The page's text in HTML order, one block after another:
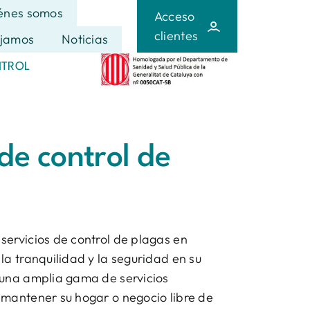
somos
Noticias
Acceso
clientes
control de
de control de plagas en
tranquilidad y la seguridad en su
amplia gama de servicios
su hogar o negocio libre de